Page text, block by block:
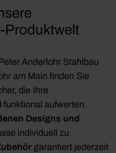
Produktwelt
Anderlohr Stahlbau
am Main finden Sie
die Ihre
aufwerten.
Designs und
individuell zu
garantiert jederzeit